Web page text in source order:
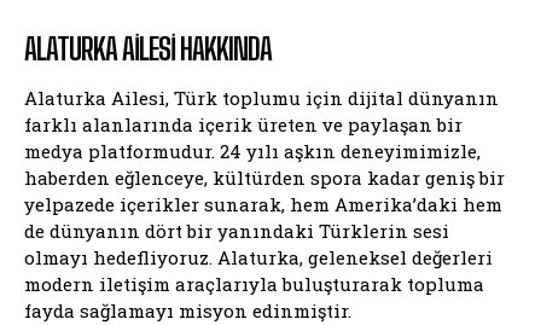
ALATURKA AILESI HAKKINDA
Alaturka Ailesi, Türk toplumu için dijital dünyanın
farklı alanlarında içerik üreten ve paylaşan bir
medya platformudur. 24 yılı aşkın deneyimimizle,
haberden eğlenceye, kültürden spora kadar geniş bir
yelpazede içerikler sunarak, hem Amerika’daki hem
de dünyanın dört bir yanındaki Türklerin sesi
olmayı hedefliyoruz. Alaturka, geleneksel değerleri
modern iletişim araçlarıyla buluşturarak topluma
fayda sağlamayı misyon edinmiştir.